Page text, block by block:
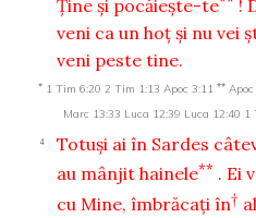
Ţine şi pocăieşte-te
!
veni ca un hoţ şi nu vei
veni peste tine.
* 1 Tim 6:20 2 Tim 1:13 Apoc 3:11 ** Apoc
Marc 13:33 Luca 12:39 Luca 12:40 1
4 Totuşi ai în Sardes
au mânjit hainele** . Ei
cu Mine, îmbrăcaţi în†